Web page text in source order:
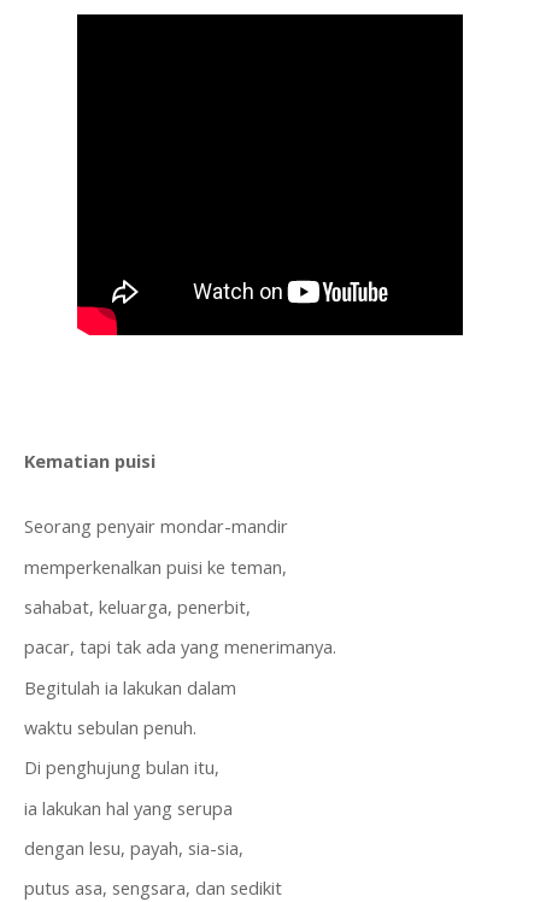
Kematian puisi
Seorang penyair mondar-mandir
memperkenalkan puisi ke teman,
sahabat, keluarga, penerbit,
pacar, tapi tak ada yang menerimanya.
Begitulah ia lakukan dalam
waktu sebulan penuh.
Di penghujung bulan itu,
ia lakukan hal yang serupa
dengan lesu, payah, sia-sia,
putus asa, sengsara, dan sedikit